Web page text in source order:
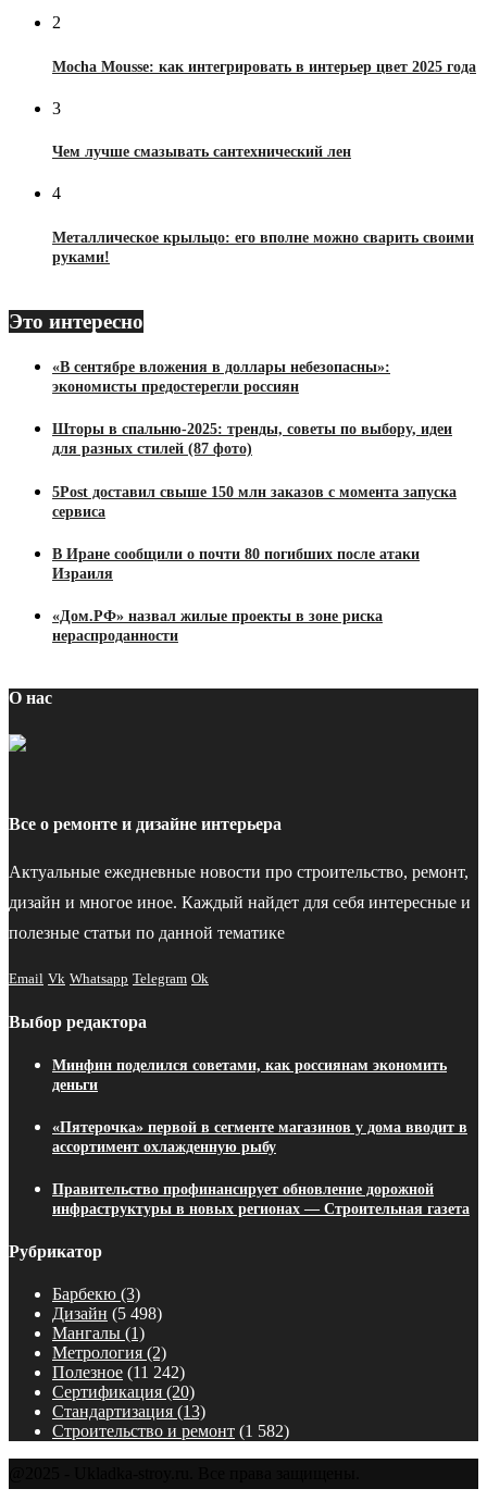
2
Mocha Mousse: как интегрировать в интерьер цвет 2025 года
3
Чем лучше смазывать сантехнический лен
4
Металлическое крыльцо: его вполне можно сварить своими
руками!
Это интересно
«В сентябре вложения в доллары небезопасны»:
экономисты предостерегли россиян
Шторы в спальню-2025: тренды, советы по выбору, идеи
для разных стилей (87 фото)
5Post доставил свыше 150 млн заказов с момента запуска
сервиса
В Иране сообщили о почти 80 погибших после атаки
Израиля
«Дом.РФ» назвал жилые проекты в зоне риска
нераспроданности
О нас
Все о ремонте и дизайне интерьера
Актуальные ежедневные новости про строительство, ремонт,
дизайн и многое иное. Каждый найдет для себя интересные и
полезные статьи по данной тематике
Email Vk Whatsapp Telegram Ok
Выбор редактора
Минфин поделился советами, как россиянам экономить
деньги
«Пятерочка» первой в сегменте магазинов у дома вводит в
ассортимент охлажденную рыбу
Правительство профинансирует обновление дорожной
инфраструктуры в новых регионах — Строительная газета
Рубрикатор
Барбекю (3)
Дизайн (5 498)
Мангалы (1)
Метрология (2)
Полезное (11 242)
Сертификация (20)
Стандартизация (13)
Строительство и ремонт (1 582)